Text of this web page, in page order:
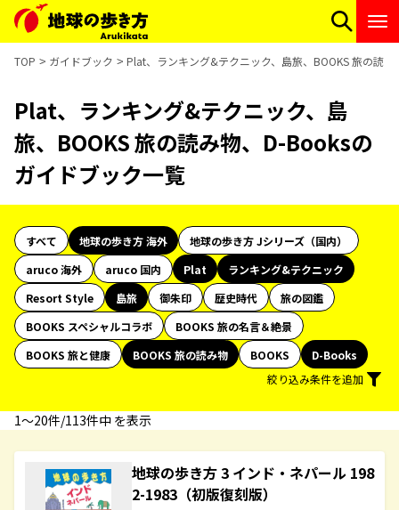
TOP ガイドブック Plat、ランキング&テクニック、島旅、BOOKS 旅の読
Plat、ランキング&テクニック、島
旅、BOOKS 旅の読み物、D-Booksの
ガイドブック一覧
すべて 地球の歩き方 海外
地球の歩き方 Jシリーズ（国内）
aruco 海外
aruco 国内 Plat
ランキング&テクニック
Resort Style
島旅 御朱印 歴史時代
旅の図鑑
BOOKS スペシャルコラボ
BOOKS 旅の名言＆絶景
BOOKS 旅と健康
BOOKS 旅の読み物 BOOKS
D-Books
絞り込み条件を追加
1〜20件/113件中 を表示
地球の歩き方 3 インド・ネパール 198
2-1983（初版復刻版）